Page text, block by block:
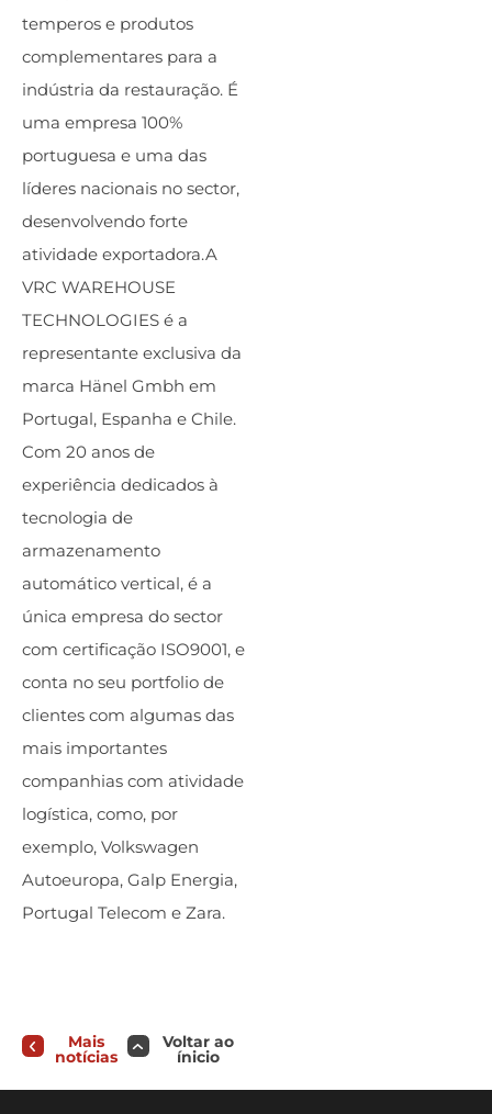
temperos e produtos
complementares para a
indústria da restauração. É
uma empresa 100%
portuguesa e uma das
líderes nacionais no sector,
desenvolvendo forte
atividade exportadora.A
VRC WAREHOUSE
TECHNOLOGIES é a
representante exclusiva da
marca Hänel Gmbh em
Portugal, Espanha e Chile.
Com 20 anos de
experiência dedicados à
tecnologia de
armazenamento
automático vertical, é a
única empresa do sector
com certificação ISO9001, e
conta no seu portfolio de
clientes com algumas das
mais importantes
companhias com atividade
logística, como, por
exemplo, Volkswagen
Autoeuropa, Galp Energia,
Portugal Telecom e Zara.
Mais
notícias
Voltar ao
ínicio